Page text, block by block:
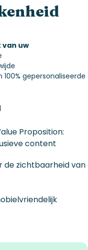
uw
100% gepersonaliseerde
Proposition:
content
de zichtbaarheidvan